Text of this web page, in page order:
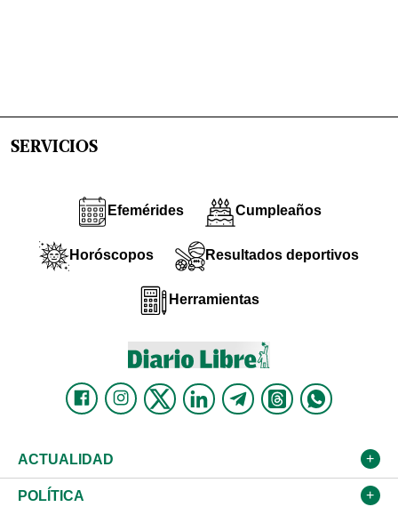
SERVICIOS
Efemérides Cumpleaños
Horóscopos Resultados deportivos
Herramientas
ACTUALIDAD
Nacional
POLÍTICA